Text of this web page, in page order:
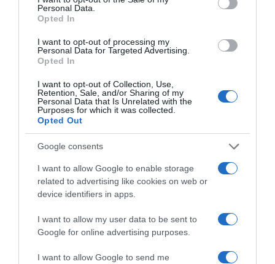
Personal Data.
Opted In
I want to opt-out of processing my
Personal Data for Targeted Advertising.
Opted In
I want to opt-out of Collection, Use,
Retention, Sale, and/or Sharing of my
Personal Data that Is Unrelated with the
Purposes for which it was collected.
Opted Out
Google consents
I want to allow Google to enable storage
related to advertising like cookies on web or
device identifiers in apps.
I want to allow my user data to be sent to
Google for online advertising purposes.
I want to allow Google to send me
video για το τραγούδι
Το music video εκτυλίσσεται σε ένα ξεχωριστό studio
ΡΟΗ ΕΙΔΗΣΕΩΝ